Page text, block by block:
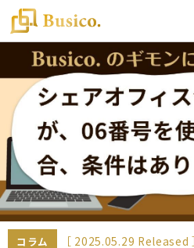
トップ
Busico.について
オフィス
Busico.銀座
Busico.梅田
料金・サービス
お知らせ
コラム ［ 2025.05.29 Released